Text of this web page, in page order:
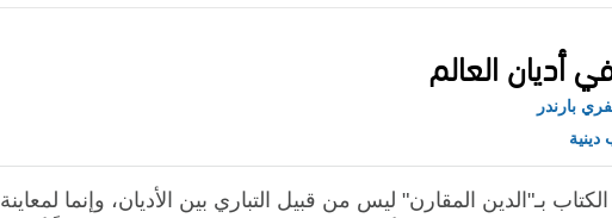
أديان العالم
بارندر
دينية
بـ"الدين المقارن" ليس من قبيل التباري بين الأديان، وإنما لمعاينة